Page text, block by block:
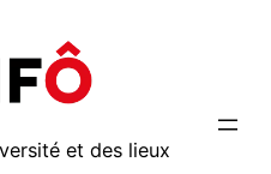
et des lieux